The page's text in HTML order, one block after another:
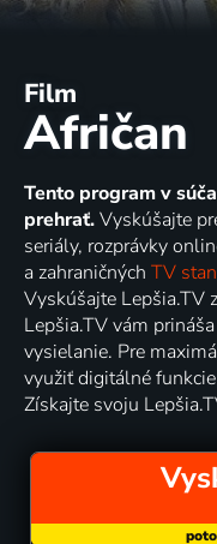
Film
Afričan
Tento program v
prehrať.Vyskúšajte
seriály, rozprávky
a zahraničných TV
Vyskúšajte Lepšia.TV
Lepšia.TV vám
vysielanie. Pre
využiť digitálné
Získajte svoju